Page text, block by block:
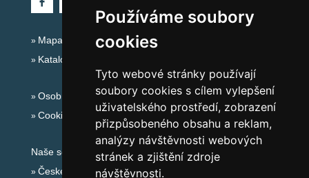
Používáme soubory
cookies
Tyto webové stránky používají
soubory cookies s cílem vylepšení
uživatelského prostředí, zobrazení
přizpůsobeného obsahu a reklam,
analýzy návštěvnosti webových
stránek a zjištění zdroje
návštěvnosti.
Mapa serveru Alpy - Švýcarsko
Katalog ubytování
Osobní údaje
Cookies
Naše servery:
České hory